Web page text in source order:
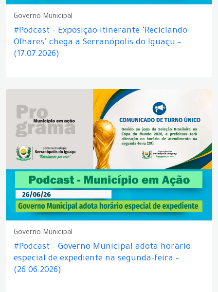
Governo Municipal
#Podcast – Exposição itinerante "Reciclando
Olhares" chega a Serranópolis do Iguaçu –
(17.07.2026)
Governo Municipal
#Podcast – Governo Municipal adota horário
especial de expediente na segunda-feira –
(26.06.2026)